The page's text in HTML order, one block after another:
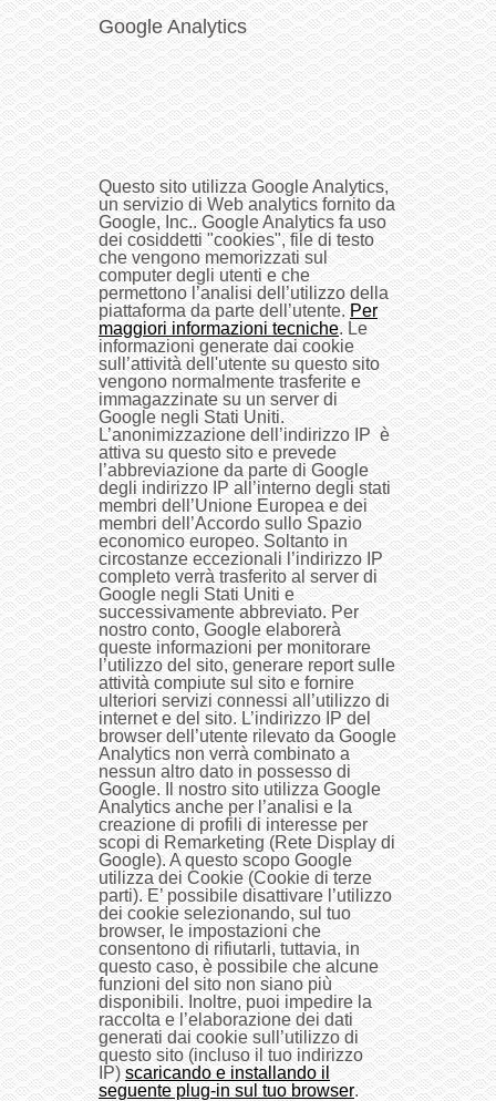
Google Analytics
Questo sito utilizza Google Analytics,
un servizio di Web analytics fornito da
Google, Inc.. Google Analytics fa uso
dei cosiddetti "cookies", file di testo
che vengono memorizzati sul
computer degli utenti e che
permettono l’analisi dell’utilizzo della
piattaforma da parte dell’utente.Per
maggiori informazioni tecniche. Le
informazioni generate dai cookie
sull’attività dell'utente su questo sito
vengono normalmente trasferite e
immagazzinate su un server di
Google negli Stati Uniti.
L’anonimizzazione dell’indirizzo IP è
attiva su questo sito e prevede
l’abbreviazione da parte di Google
degli indirizzo IP all’interno degli stati
membri dell’Unione Europea e dei
membri dell’Accordo sullo Spazio
economico europeo. Soltanto in
circostanze eccezionali l’indirizzo IP
completo verrà trasferito al server di
Google negli Stati Uniti e
successivamente abbreviato. Per
nostro conto, Google elaborerà
queste informazioni per monitorare
l’utilizzo del sito, generare report sulle
attività compiute sul sito e fornire
ulteriori servizi connessi all’utilizzo di
internet e del sito. L’indirizzo IP del
browser dell’utente rilevato da Google
Analytics non verrà combinato a
nessun altro dato in possesso di
Google. Il nostro sito utilizza Google
Analytics anche per l’analisi e la
creazione di profili di interesse per
scopi di Remarketing (Rete Display di
Google). A questo scopo Google
utilizza dei Cookie (Cookie di terze
parti). E’ possibile disattivare l’utilizzo
dei cookie selezionando, sul tuo
browser, le impostazioni che
consentono di rifiutarli, tuttavia, in
questo caso, è possibile che alcune
funzioni del sito non siano più
disponibili. Inoltre, puoi impedire la
raccolta e l’elaborazione dei dati
generati dai cookie sull’utilizzo di
questo sito (incluso il tuo indirizzo
IP)scaricando e installando il
seguente plug-in sul tuo browser.